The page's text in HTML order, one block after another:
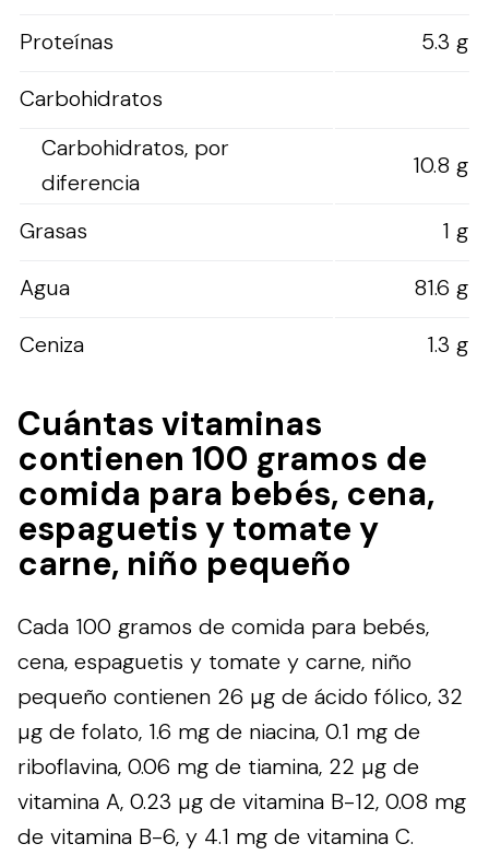
Proteínas
5.3 g
Carbohidratos
Carbohidratos, por
diferencia
10.8 g
Grasas
1 g
Agua
81.6 g
Ceniza
1.3 g
Cuántas vitaminas
contienen 100 gramos de
comida para bebés, cena,
espaguetis y tomate y
carne, niño pequeño
Cada 100 gramos de comida para bebés,
cena, espaguetis y tomate y carne, niño
pequeño contienen 26 µg de ácido fólico, 32
µg de folato, 1.6 mg de niacina, 0.1 mg de
riboflavina, 0.06 mg de tiamina, 22 µg de
vitamina A, 0.23 µg de vitamina B-12, 0.08 mg
de vitamina B-6, y 4.1 mg de vitamina C.